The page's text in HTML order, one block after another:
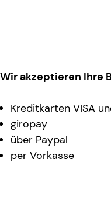
Wir akzeptieren Ihre
Kreditkarten VISA
giropay
über Paypal
per Vorkasse